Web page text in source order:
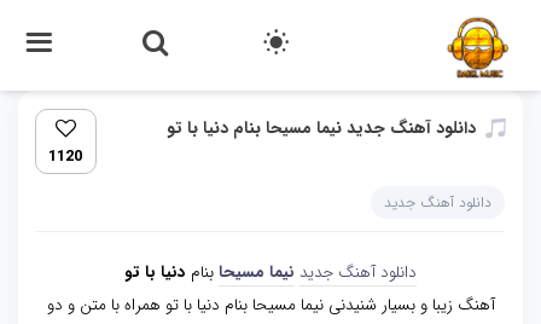
دانلود آهنگ جدید نیما مسیحا بنام دنیا با تو
1120
دانلود آهنگ جدید
دانلود آهنگ جدید نیما مسیحابنام دنیا با تو
آهنگ زیبا و بسیار شنیدنی نیما مسیحا بنام دنیا با تو همراه با متن و دو